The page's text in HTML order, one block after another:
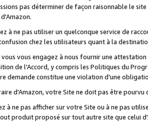
pas déterminer de façon raisonnable le
à ne pas utiliser un quelconque service de
chez les utilisateurs quant à la
vous vous engagez à nous fournir une
de l'Accord, y compris les Politiques du
demande constitue une violation d'une
d'Amazon, votre Site ne doit pas être
à ne pas afficher sur votre Site ou à ne pas
produit proposé sur tout autre site que celui